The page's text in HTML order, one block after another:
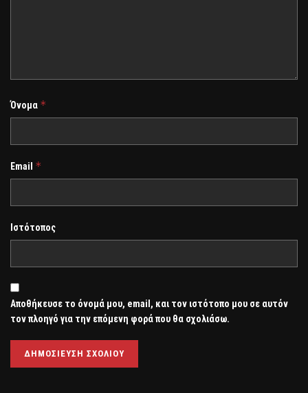
Όνομα *
Email *
Ιστότοπος
Αποθήκευσε το όνομά μου, email, και τον ιστότοπο μου σε αυτόν
τον πλοηγό για την επόμενη φορά που θα σχολιάσω.